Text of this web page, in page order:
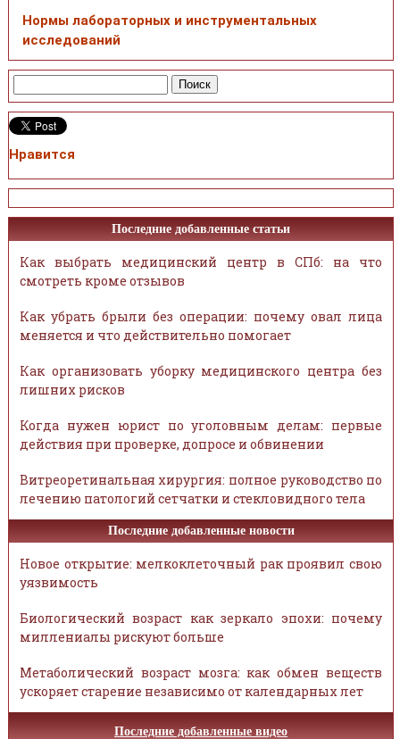
Нормы лабораторных и инструментальных
исследований
Нравится
Последние добавленные статьи
Как выбрать медицинский центр в СПб: на что
смотреть кроме отзывов
Как убрать брыли без операции: почему овал лица
меняется и что действительно помогает
Как организовать уборку медицинского центра без
лишних рисков
Когда нужен юрист по уголовным делам: первые
действия при проверке, допросе и обвинении
Витреоретинальная хирургия: полное руководство по
лечению патологий сетчатки и стекловидного тела
Последние добавленные новости
Новое открытие: мелкоклеточный рак проявил свою
уязвимость
Биологический возраст как зеркало эпохи: почему
миллениалы рискуют больше
Метаболический возраст мозга: как обмен веществ
ускоряет старение независимо от календарных лет
Последние добавленные видео